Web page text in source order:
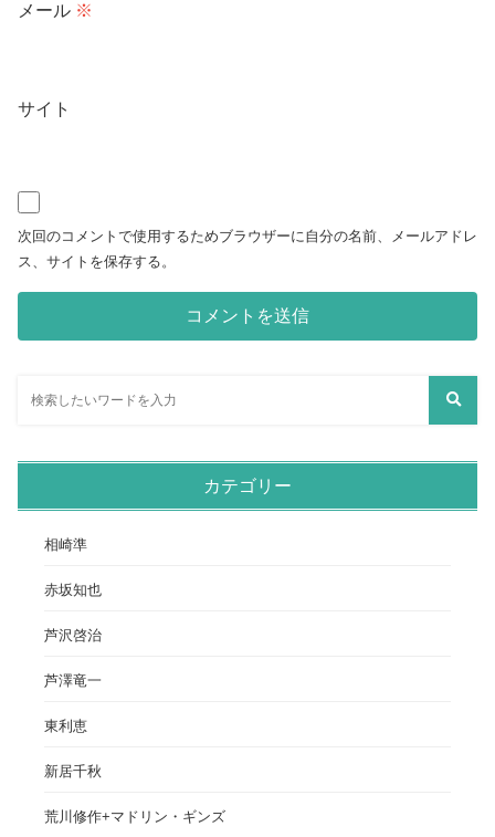
メール ※
サイト
次回のコメントで使用するためブラウザーに自分の名前、メールアドレ
ス、サイトを保存する。
カテゴリー
相崎準
赤坂知也
芦沢啓治
芦澤竜一
東利恵
新居千秋
荒川修作+マドリン・ギンズ